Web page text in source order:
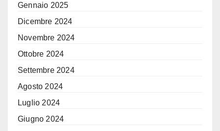
Gennaio 2025
Dicembre 2024
Novembre 2024
Ottobre 2024
Settembre 2024
Agosto 2024
Luglio 2024
Giugno 2024